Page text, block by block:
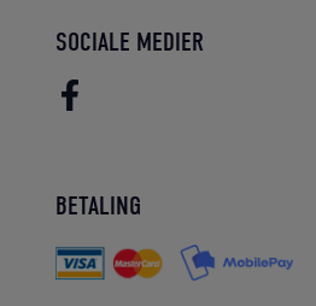
SOCIALE MEDIER
BETALING